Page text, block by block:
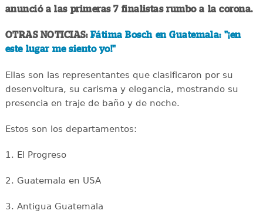
anunció a las primeras 7 finalistas rumbo a la corona.
OTRAS NOTICIAS: Fátima Bosch en Guatemala: "¡en
este lugar me siento yo!"
Ellas son las representantes que clasificaron por su
desenvoltura, su carisma y elegancia, mostrando su
presencia en traje de baño y de noche.
Estos son los departamentos:
1. El Progreso
2. Guatemala en USA
3. Antigua Guatemala